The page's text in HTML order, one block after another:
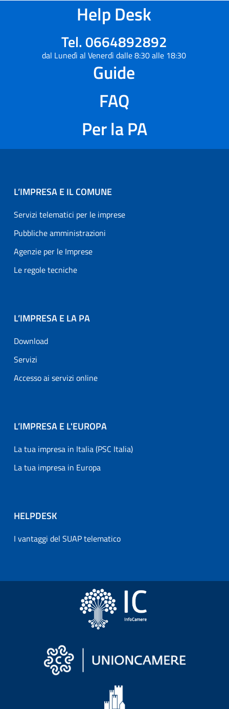
Help Desk
Tel. 0664892892
dal Lunedì al Venerdì dalle 8:30 alle 18:30
Guide
FAQ
Per la PA
L’IMPRESA E IL COMUNE
Servizi telematici per le imprese
Pubbliche amministrazioni
Agenzie per le Imprese
Le regole tecniche
L’IMPRESA E LA PA
Download
Servizi
Accesso ai servizi online
L’IMPRESA E L'EUROPA
La tua impresa in Italia (PSC Italia)
La tua impresa in Europa
HELPDESK
I vantaggi del SUAP telematico